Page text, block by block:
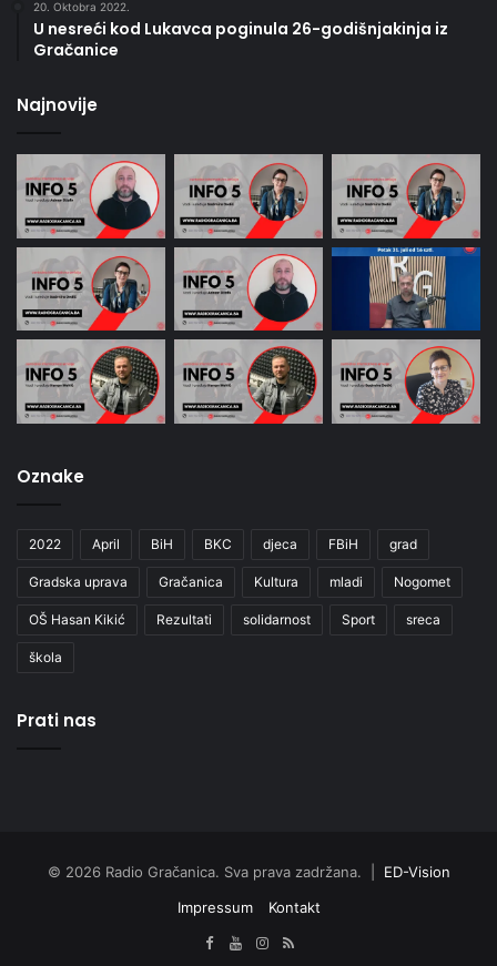
20. Oktobra 2022.
U nesreći kod Lukavca poginula 26-godišnjakinja iz
Gračanice
Najnovije
Oznake
2022 April BiH BKC djeca FBiH grad
Gradska uprava Gračanica Kultura mladi Nogomet
OŠ Hasan Kikić Rezultati solidarnost Sport sreca
škola
Prati nas
© 2026 Radio Gračanica. Sva prava zadržana. | ED-Vision
Impressum
Kontakt